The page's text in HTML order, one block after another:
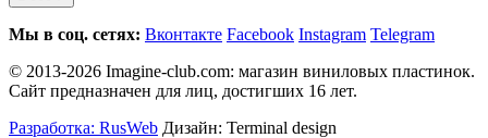
Мы в соц. сетях: Вконтакте Facebook Instagram Telegram
© 2013-2026 Imagine-club.com: магазин виниловых пластинок.
Сайт предназначен для лиц, достигших 16 лет.
Разработка: RusWeb Дизайн: Terminal design